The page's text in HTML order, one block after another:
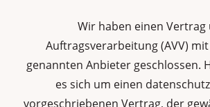
Wir haben einen Vertrag
Auftragsverarbeitung (AVV)
genannten Anbieter geschlossen.
es sich um einen
vorgeschriebenen Vertrag, der